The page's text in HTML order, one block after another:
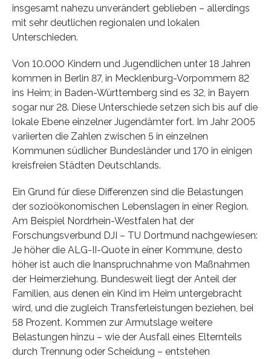
insgesamt nahezu unverändert geblieben – allerdings
mit sehr deutlichen regionalen und lokalen
Unterschieden.
Von 10.000 Kindern und Jugendlichen unter 18 Jahren
kommen in Berlin 87, in Mecklenburg-Vorpommern 82
ins Heim; in Baden-Württemberg sind es 32, in Bayern
sogar nur 28. Diese Unterschiede setzen sich bis auf die
lokale Ebene einzelner Jugendämter fort. Im Jahr 2005
variierten die Zahlen zwischen 5 in einzelnen
Kommunen südlicher Bundesländer und 170 in einigen
kreisfreien Städten Deutschlands.
Ein Grund für diese Differenzen sind die Belastungen
der sozioökonomischen Lebenslagen in einer Region.
Am Beispiel Nordrhein-Westfalen hat der
Forschungsverbund DJI – TU Dortmund nachgewiesen:
Je höher die ALG-II-Quote in einer Kommune, desto
höher ist auch die Inanspruchnahme von Maßnahmen
der Heimerziehung. Bundesweit liegt der Anteil der
Familien, aus denen ein Kind im Heim untergebracht
wird, und die zugleich Transferleistungen beziehen, bei
58 Prozent. Kommen zur Armutslage weitere
Belastungen hinzu – wie der Ausfall eines Elternteils
durch Trennung oder Scheidung – entstehen